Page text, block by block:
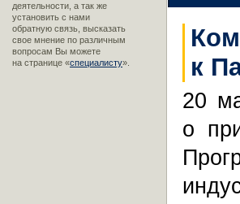
деятельности, а так же
установить с нами
обратную связь, высказать
свое мнение по различным
вопросам Вы можете
на странице «специалисту».
к
20
о